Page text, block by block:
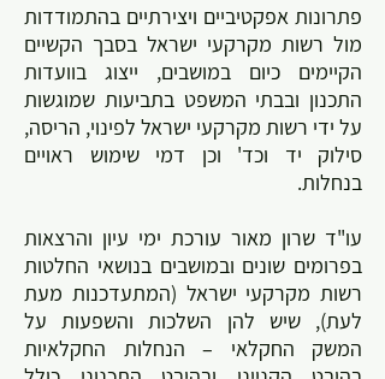
פתרונות אפקטיביים ויצירתיים בהתמודדות
מול רשות מקרקעי ישראל בסבך הקשיים
הקיימים כיום במושבים, ייצוג בוועדות
התכנון ובבתי המשפט בתביעות שמוגשות
על ידי רשות מקרקעי ישראל לפינוי, הריסה,
סילוק יד וכד' וכן דמי שימוש ראויים
בנחלות.
עו"ד שרון מאור עורכת ימי עיון והרצאות
בפרומים שונים ובמושבים בנושאי החלטות
רשות מקרקעי ישראל (המתעדכנות מעת
לעת), שיש להן השלכות והשפעות על
המשק החקלאי – הנחלות החקלאיות